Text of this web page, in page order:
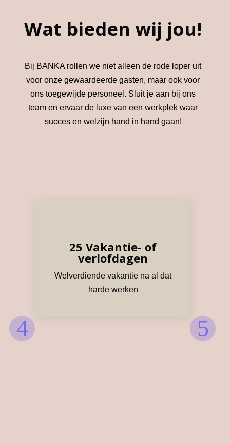
Wat bieden wij jou!
Bij BANKA rollen we niet alleen de rode loper uit
voor onze gewaardeerde gasten, maar ook voor
ons toegewijde personeel. Sluit je aan bij ons
team en ervaar de luxe van een werkplek waar
succes en welzijn hand in hand gaan!
25 Vakantie- of
verlofdagen
Welverdiende vakantie na al dat
harde werken